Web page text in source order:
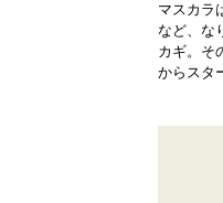
マスカラ
など、な
カギ。そ
からスタ